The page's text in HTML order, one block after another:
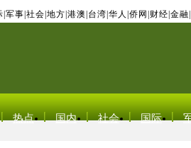
军事 社会 地方 港澳 台湾 华人 侨网 财经 金融
热点 国内 社会 国际